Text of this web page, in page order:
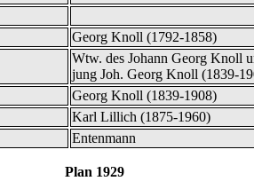
Georg Knoll (1792-1858)
Wtw. des Johann Georg Knoll
jung Joh. Georg Knoll (1839-
Georg Knoll (1839-1908)
Karl Lillich (1875-1960)
Entenmann
Plan 1929 und